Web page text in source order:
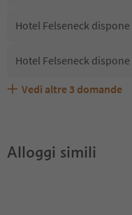
Hotel Felseneck
Hotel Felseneck
Hotel Felseneck accetta
Quali servizi/attività
Gli ospiti di Hotel
Vedi altre 3 domande
Alloggi simili